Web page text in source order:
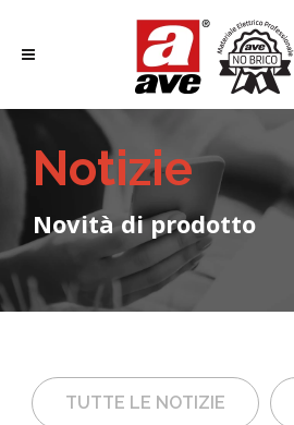
Notizie
Novità di prodotto
TUTTE LE NOTIZIE